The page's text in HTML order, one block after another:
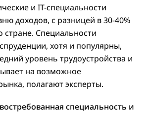
и IT-специальности
доходов, с разницей в 30-40%
стране. Специальности
хотя и популярны,
уровень трудоустройства и
на возможное
полагают эксперты.
специальность и